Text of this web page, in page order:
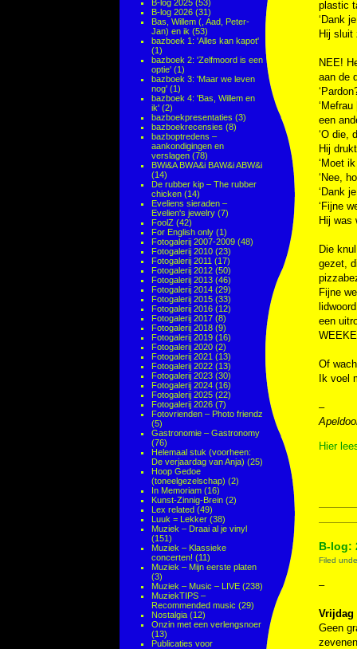
B-log 2025 (53)
B-log 2026 (31)
Bas, Willem (, Aad, Peter-
Jan) en ik (53)
bazboek 1: 'Alles kan kapot'
(1)
bazboek 2: 'Zelfmoord is een
optie' (1)
bazboek 3: 'Maar we leven
nog' (1)
bazboek 4: 'Bas, Willem en
ik' (2)
bazboekpresentaties (3)
bazboekrecensies (8)
bazboptredens –
aankondigingen en
verslagen (78)
BWi&A BWA&i BAW&i ABW&i
(14)
De rubber kip – The rubber
chicken (14)
Eveliens sieraden –
Evelien's jewelry (7)
FoolZ (42)
For English only (1)
Fotogalerij 2007-2009 (48)
Fotogalerij 2010 (23)
Fotogalerij 2011 (17)
Fotogalerij 2012 (50)
Fotogalerij 2013 (46)
Fotogalerij 2014 (29)
Fotogalerij 2015 (33)
Fotogalerij 2016 (12)
Fotogalerij 2017 (8)
Fotogalerij 2018 (9)
Fotogalerij 2019 (16)
Fotogalerij 2020 (2)
Fotogalerij 2021 (13)
Fotogalerij 2022 (13)
Fotogalerij 2023 (30)
Fotogalerij 2024 (16)
Fotogalerij 2025 (22)
Fotogalerij 2026 (7)
Fotovrienden – Photo friendz
(5)
Gastronomie – Gastronomy
(76)
Helemaal stuk (voorheen:
De verjaardag van Anja) (25)
Hoop Gedoe
(toneelgezelschap) (2)
In Memoriam (16)
Kunst-Zinnig-Brein (2)
Lex related (49)
Luuk = Lekker (38)
Muziek – Draai al je vinyl
(151)
Muziek – Klassieke
concerten! (11)
Muziek – Mijn eerste platen
(3)
Muziek – Music – LIVE (238)
MuziekTIPS –
Recommended music (29)
Nostalgia (12)
Onzin met een verlengsnoer
(13)
Publicaties voor
plastic
‘Dank
Hij sluit
NEE!
aan de
een
‘O die,
Hij
‘Moet
‘Nee,
‘Dank
‘Fijne
Hij was
Die
gezet,
Fijne
een
Of
Ik voel
–
Hier
B-log:
Filed
–
Vrijdag
Geen